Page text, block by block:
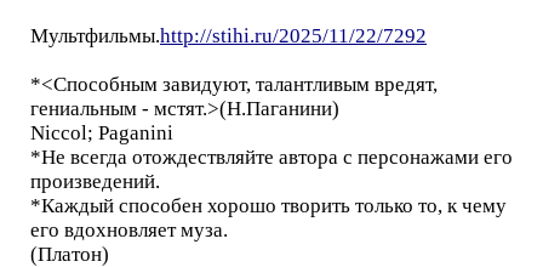
Мультфильмы.http://stihi.ru/2025/11/22/7292
*<Способным завидуют, талантливым вредят,
гениальным - мстят.>(Н.Паганини)
Niccol; Paganini
*Hе всегда отождествляйте автора с персонажами его
произведений.
*Каждый способен хорошо творить только то, к чему
его вдохновляет муза.
(Платон)